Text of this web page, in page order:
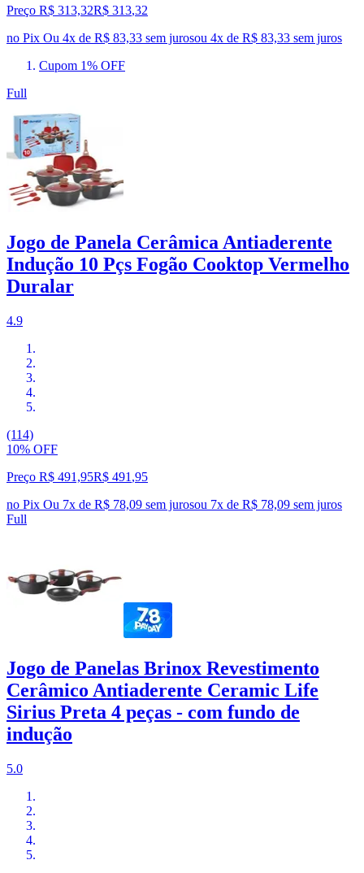
Preço R$ 313,32R$ 313,32
no Pix Ou 4x de R$ 83,33 sem jurosou 4x de R$ 83,33 sem juros
Cupom 1% OFF
Full
Jogo de Panela Cerâmica Antiaderente
Indução 10 Pçs Fogão Cooktop Vermelho
Duralar
4.9
(114)
10% OFF
Preço R$ 491,95R$ 491 ,95
no Pix Ou 7x de R$ 78,09 sem jurosou 7x de R$ 78,09 sem juros
Full
Jogo de Panelas Brinox Revestimento
Cerâmico Antiaderente Ceramic Life
Sirius Preta 4 peças - com fundo de
indução
5.0